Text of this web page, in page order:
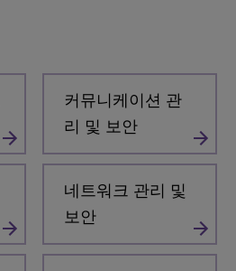
커뮤니케이션 관
리 및 보안
네트워크 관리 및
보안